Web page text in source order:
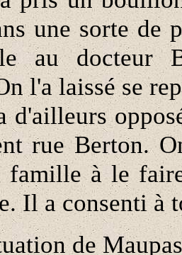
une sorte de
au docteur
l'a laissé se
opposé
rue Berton.
famille à le
Il a consenti à
de